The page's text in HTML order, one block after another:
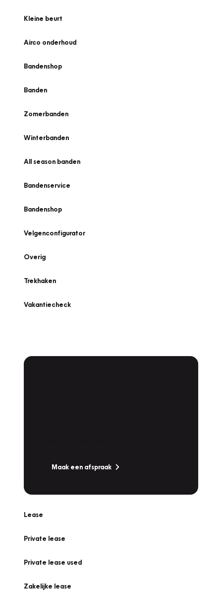
Kleine beurt
Airco onderhoud
Bandenshop
Banden
Zomerbanden
Winterbanden
All season banden
Bandenservice
Bandenshop
Velgenconfigurator
Overig
Trekhaken
Vakantiecheck
Maak een afspraak
Lease
Private lease
Private lease used
Zakelijke lease